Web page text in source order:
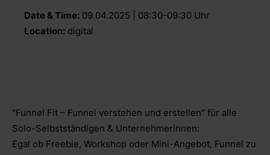
Date & Time: 09.04.2025 | 08:30-09:30 Uhr
Location: digital
"Funnel Fit – Funnel verstehen und erstellen" für alle
Solo-Selbstständigen & Unternehmerinnen:
Egal ob Freebie, Workshop oder Mini-Angebot, Funnel zu